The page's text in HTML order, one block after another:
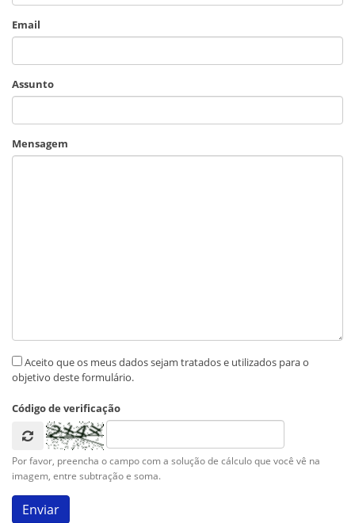
Email
Assunto
Mensagem
Aceito que os meus dados sejam tratados e utilizados para o
objetivo deste formulário.
Código de verificação
Por favor, preencha o campo com a solução de cálculo que você vê na
imagem, entre subtração e soma.